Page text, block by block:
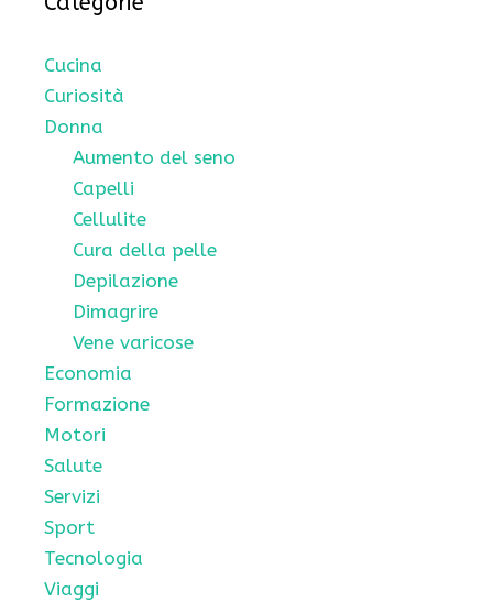
Cucina
Curiosità
Donna
Aumento del seno
Capelli
Cellulite
Cura della pelle
Depilazione
Dimagrire
Vene varicose
Economia
Formazione
Motori
Salute
Servizi
Sport
Tecnologia
Viaggi